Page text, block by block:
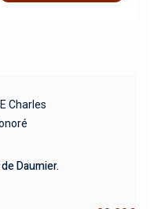
Charles
Daumier.